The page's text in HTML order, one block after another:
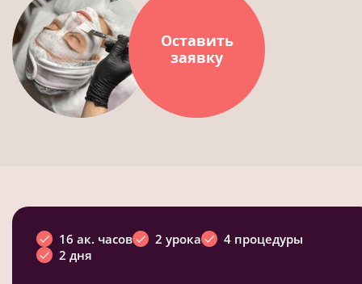
Оставить
заявку
16 ак. часов 2 урока
4 процедуры
2 дня